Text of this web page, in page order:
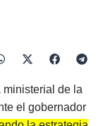
ministerial de la
el gobernador